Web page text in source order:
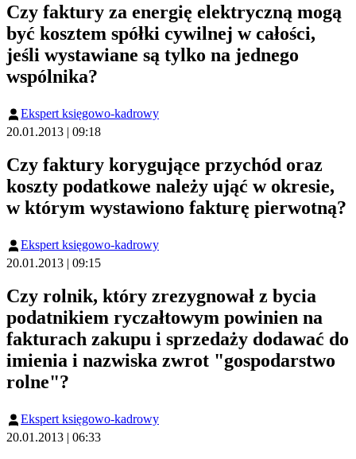
Czy faktury za energię elektryczną mogą
być kosztem spółki cywilnej w całości,
jeśli wystawiane są tylko na jednego
wspólnika?
Ekspert księgowo-kadrowy
20.01.2013 | 09:18
Czy faktury korygujące przychód oraz
koszty podatkowe należy ująć w okresie,
w którym wystawiono fakturę pierwotną?
Ekspert księgowo-kadrowy
20.01.2013 | 09:15
Czy rolnik, który zrezygnował z bycia
podatnikiem ryczałtowym powinien na
fakturach zakupu i sprzedaży dodawać do
imienia i nazwiska zwrot "gospodarstwo
rolne"?
Ekspert księgowo-kadrowy
20.01.2013 | 06:33